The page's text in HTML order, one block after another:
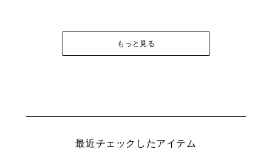
もっと見る
最近チェックしたアイテム